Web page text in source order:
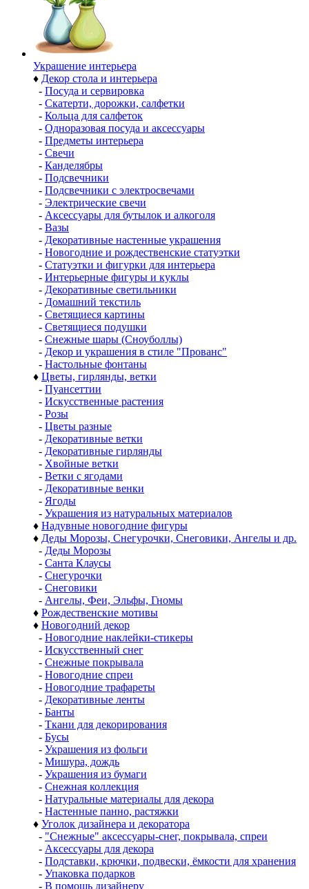
Украшение интерьера
♦ Декор стола и интерьера
- Посуда и сервировка
- Скатерти, дорожки, салфетки
- Кольца для салфеток
- Одноразовая посуда и аксессуары
- Предметы интерьера
- Свечи
- Канделябры
- Подсвечники
- Подсвечники с электросвечами
- Электрические свечи
- Аксессуары для бутылок и алкоголя
- Вазы
- Декоративные настенные украшения
- Новогодние и рождественские статуэтки
- Статуэтки и фигурки для интерьера
- Интерьерные фигуры и куклы
- Декоративные светильники
- Домашний текстиль
- Светящиеся картины
- Светящиеся подушки
- Снежные шары (Сноуболлы)
- Декор и украшения в стиле "Прованс"
- Настольные фонтаны
♦ Цветы, гирлянды, ветки
- Пуансеттии
- Искусственные растения
- Розы
- Цветы разные
- Декоративные ветки
- Декоративные гирлянды
- Хвойные ветки
- Ветки с ягодами
- Декоративные венки
- Ягоды
- Украшения из натуральных материалов
♦ Надувные новогодние фигуры
♦ Деды Морозы, Снегурочки, Снеговики, Ангелы и др.
- Деды Морозы
- Санта Клаусы
- Снегурочки
- Снеговики
- Ангелы, Феи, Эльфы, Гномы
♦ Рождественские мотивы
♦ Новогодний декор
- Новогодние наклейки-стикеры
- Искусственный снег
- Снежные покрывала
- Новогодние спреи
- Новогодние трафареты
- Декоративные ленты
- Банты
- Ткани для декорирования
- Бусы
- Украшения из фольги
- Мишура, дождь
- Украшения из бумаги
- Снежная коллекция
- Натуральные материалы для декора
- Настенные панно, растяжки
♦ Уголок дизайнера и декоратора
- "Снежные" аксессуары-снег, покрывала, спреи
- Аксессуары для декора
- Подставки, крючки, подвески, ёмкости для хранения
- Упаковка подарков
- В помощь дизайнеру